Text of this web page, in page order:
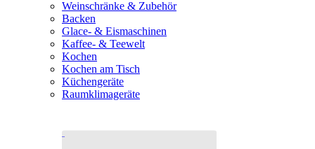
Weinschränke & Zubehör
Backen
Glace- & Eismaschinen
Kaffee- & Teewelt
Kochen
Kochen am Tisch
Küchengeräte
Raumklimageräte